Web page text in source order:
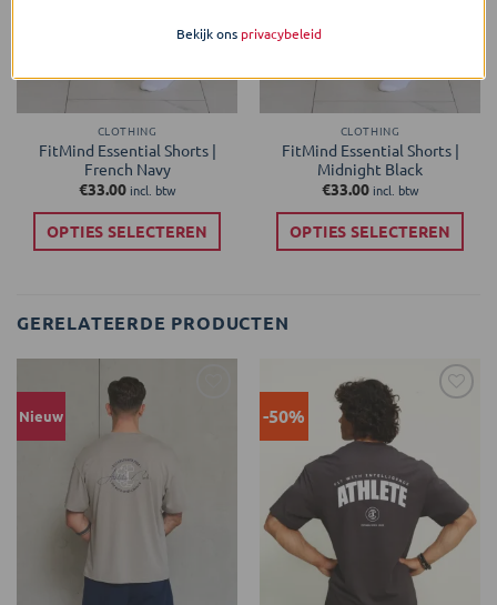
CLOTHING
FitMind Essential Shorts |
French Navy
€33.00 incl. btw
OPTIES SELECTEREN
meerdere
variaties.
Deze
optie
kan
worden
op
productpagina
CLOTHING
FitMind Essential Shorts |
Midnight Black
€33.00 incl. btw
OPTIES SELECTEREN
Deze
optie
gekozen
worden
op
de
productpagina
GERELATEERDE PRODUCTEN
Nieuw -50%
Bekijk ons privacybeleid